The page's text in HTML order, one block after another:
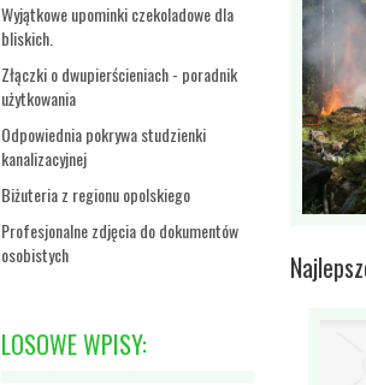
Wyjątkowe upominki czekoladowe dla
bliskich.
Złączki o dwupierścieniach - poradnik
użytkowania
Odpowiednia pokrywa studzienki
kanalizacyjnej
Biżuteria z regionu opolskiego
Profesjonalne zdjęcia do dokumentów
osobistych
LOSOWE WPISY: